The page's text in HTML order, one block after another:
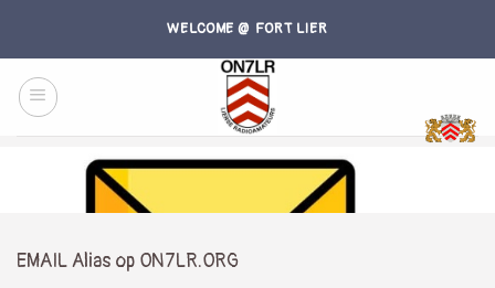
content
WELCOME @ FORT LIER
EMAIL Alias op ON7LR.ORG